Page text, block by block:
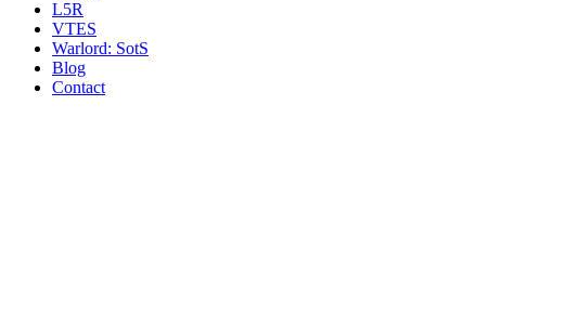
L5R
VTES
Warlord: SotS
Blog
Contact